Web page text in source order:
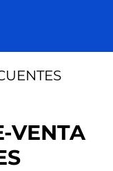
VENTA